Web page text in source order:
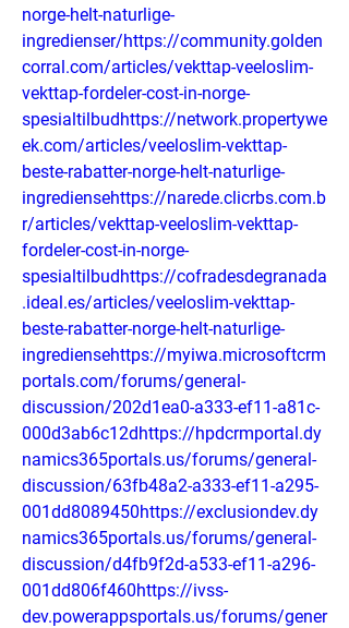
norge-helt-naturlige-
ingredienser/https://community.golden
corral.com/articles/vekttap-veeloslim-
vekttap-fordeler-cost-in-norge-
spesialtilbudhttps://network.propertywe
ek.com/articles/veeloslim-vekttap-
beste-rabatter-norge-helt-naturlige-
ingrediensehttps://narede.clicrbs.com.b
r/articles/vekttap-veeloslim-vekttap-
fordeler-cost-in-norge-
spesialtilbudhttps://cofradesdegranada
.ideal.es/articles/veeloslim-vekttap-
beste-rabatter-norge-helt-naturlige-
ingrediensehttps://myiwa.microsoftcrm
portals.com/forums/general-
discussion/202d1ea0-a333-ef11-a81c-
000d3ab6c12dhttps://hpdcrmportal.dy
namics365portals.us/forums/general-
discussion/63fb48a2-a333-ef11-a295-
001dd8089450https://exclusiondev.dy
namics365portals.us/forums/general-
discussion/d4fb9f2d-a533-ef11-a296-
001dd806f460https://ivss-
dev.powerappsportals.us/forums/gener